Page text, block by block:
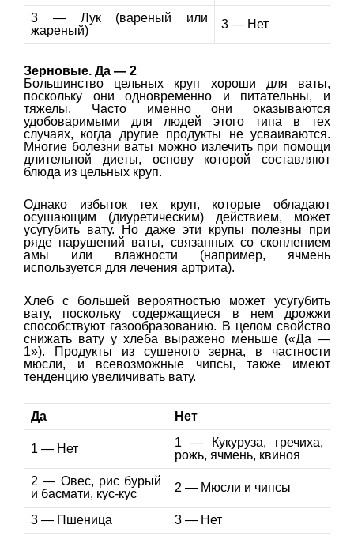
3 — Лук (вареный или
жареный)
3 — Нет
Зерновые. Да — 2
Большинство цельных круп хороши для ваты,
поскольку они одновременно и питательны, и
тяжелы. Часто именно они оказываются
удобоваримыми для людей этого типа в тех
случаях, когда другие продукты не усваиваются.
Многие болезни ваты можно излечить при помощи
длительной диеты, основу которой составляют
блюда из цельных круп.
Однако избыток тех круп, которые обладают
осушающим (диуретическим) действием, может
усугубить вату. Но даже эти крупы полезны при
ряде нарушений ваты, связанных со скоплением
амы или влажности (например, ячмень
используется для лечения артрита).
Хлеб с большей вероятностью может усугубить
вату, поскольку содержащиеся в нем дрожжи
способствуют газообразованию. В целом свойство
снижать вату у хлеба выражено меньше («Да —
1»). Продукты из сушеного зерна, в частности
мюсли, и всевозможные чипсы, также имеют
тенденцию увеличивать вату.
Да Нет
1 — Нет
1 — Кукуруза, гречиха,
рожь, ячмень, квиноя
2 — Овес, рис бурый
и басмати, кус-кус
2 — Мюсли и чипсы
3 — Пшеница 3 — Нет